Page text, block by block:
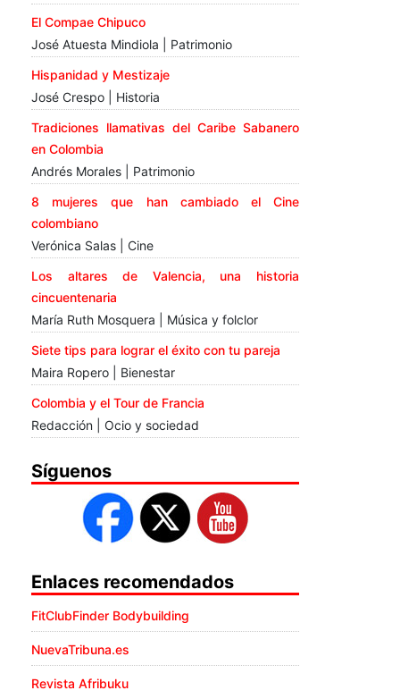
El Compae Chipuco
José Atuesta Mindiola | Patrimonio
Hispanidad y Mestizaje
José Crespo | Historia
Tradiciones llamativas del Caribe Sabanero
en Colombia
Andrés Morales | Patrimonio
8 mujeres que han cambiado el Cine
colombiano
Verónica Salas | Cine
Los altares de Valencia, una historia
cincuentenaria
María Ruth Mosquera | Música y folclor
Siete tips para lograr el éxito con tu pareja
Maira Ropero | Bienestar
Colombia y el Tour de Francia
Redacción | Ocio y sociedad
Síguenos
Enlaces recomendados
FitClubFinder Bodybuilding
NuevaTribuna.es
Revista Afribuku